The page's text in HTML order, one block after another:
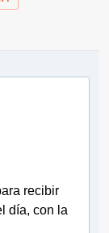
recibir
día, con la